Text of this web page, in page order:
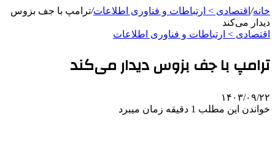
خانه/ اقتصادی > ارتباطات و فناوری اطلاعات/ترامپ با جف بزوس
دیدار می‌کند
اقتصادی > ارتباطات و فناوری اطلاعات
ترامپ با جف بزوس دیدار می‌کند
۱۴۰۳/۰۹/۲۲
خواندن این مطلب 1 دقیقه زمان میبرد